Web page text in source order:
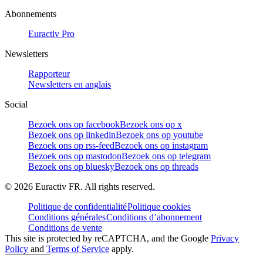
Abonnements
Euractiv Pro
Newsletters
Rapporteur
Newsletters en anglais
Social
Bezoek ons op facebookBezoek ons op x
Bezoek ons op linkedinBezoek ons op youtube
Bezoek ons op rss-feedBezoek ons op instagram
Bezoek ons op mastodonBezoek ons op telegram
Bezoek ons op blueskyBezoek ons op threads
© 2026 Euractiv FR. All rights reserved.
Politique de confidentialitéPolitique cookies
Conditions généralesConditions d’abonnement
Conditions de vente
This site is protected by reCAPTCHA, and the Google Privacy
Policy and Terms of Service apply.